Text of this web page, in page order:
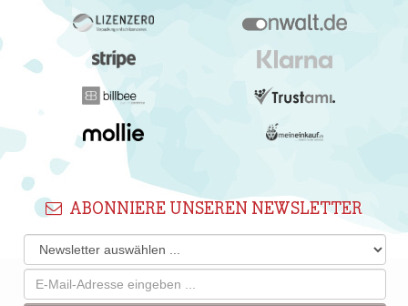
ABONNIERE UNSEREN NEWSLETTER